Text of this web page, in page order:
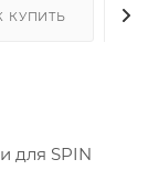
КУПИТЬ
для SPIN